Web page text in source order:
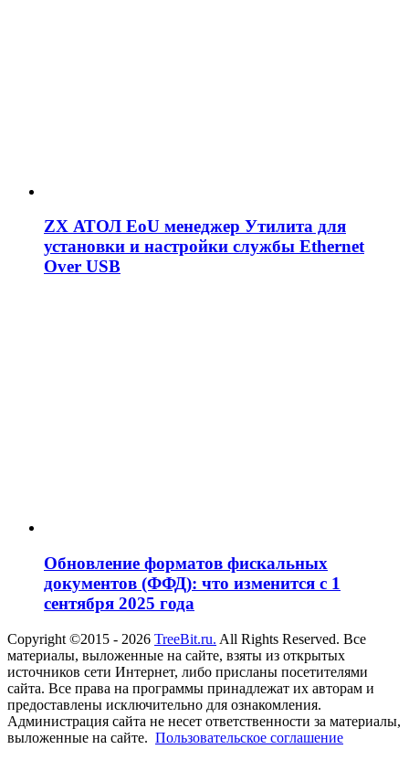
ZX АТОЛ EoU менеджер Утилита для
установки и настройки службы Ethernet
Over USB
Обновление форматов фискальных
документов (ФФД): что изменится с 1
сентября 2025 года
Copyright ©2015 - 2026 TreeBit.ru. All Rights Reserved. Все
материалы, выложенные на сайте, взяты из открытых
источников сети Интернет, либо присланы посетителями
сайта. Все права на программы принадлежат их авторам и
предоставлены исключительно для ознакомления.
Администрация сайта не несет ответственности за материалы,
выложенные на сайте. Пользовательское соглашение